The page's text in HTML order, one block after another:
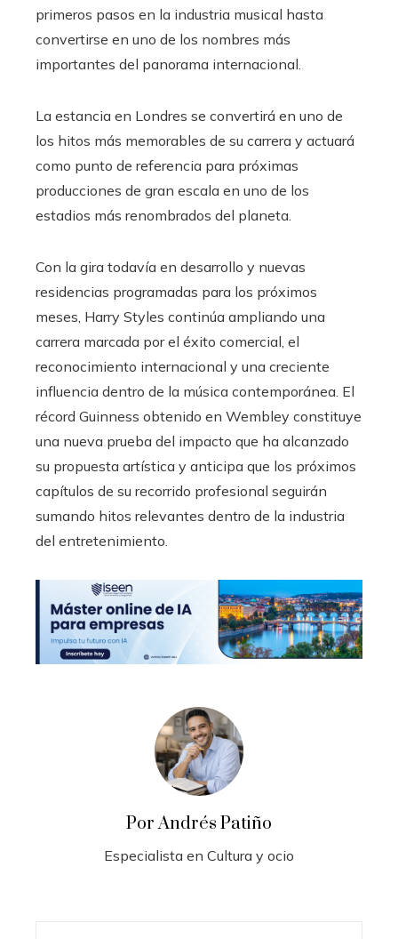
primeros pasos en la industria musical hasta
convertirse en uno de los nombres más
importantes del panorama internacional.
La estancia en Londres se convertirá en uno de
los hitos más memorables de su carrera y actuará
como punto de referencia para próximas
producciones de gran escala en uno de los
estadios más renombrados del planeta.
Con la gira todavía en desarrollo y nuevas
residencias programadas para los próximos
meses, Harry Styles continúa ampliando una
carrera marcada por el éxito comercial, el
reconocimiento internacional y una creciente
influencia dentro de la música contemporánea. El
récord Guinness obtenido en Wembley constituye
una nueva prueba del impacto que ha alcanzado
su propuesta artística y anticipa que los próximos
capítulos de su recorrido profesional seguirán
sumando hitos relevantes dentro de la industria
del entretenimiento.
Por Andrés Patiño
Especialista en Cultura y ocio